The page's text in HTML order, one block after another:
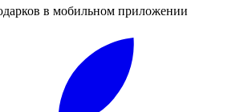
в мобильном приложении